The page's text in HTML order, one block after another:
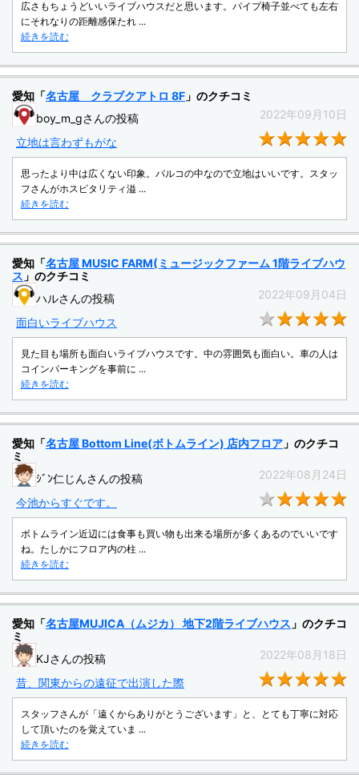
広さもちょうどいいライブハウスだと思います。パイプ椅子並べても左右
にそれなりの距離感保たれ ...
続きを読む
愛知「名古屋 クラブクアトロ 8F 」のクチコミ
boy_m_gさんの投稿
2022年09月10日
立地は言わずもがな
思ったより中は広くない印象。パルコの中なので立地はいいです。スタッ
フさんがホスピタリティ溢 ...
続きを読む
愛知「名古屋 MUSIC FARM(ミュージックファーム 1階ライブハウ
ス 」のクチコミ
ハルさんの投稿
2022年09月04日
面白いライブハウス
見た目も場所も面白いライブハウスです。中の雰囲気も面白い。車の人は
コインパーキングを事前に ...
続きを読む
愛知「名古屋 Bottom Line(ボトムライン) 店内フロア 」のクチコ
ミ
ｼﾞﾝ仁じんさんの投稿
2022年08月24日
今池からすぐです。
ボトムライン近辺には食事も買い物も出来る場所が多くあるのでいいです
ね。たしかにフロア内の柱 ...
続きを読む
愛知「名古屋MUJICA（ムジカ） 地下2階ライブハウス 」のクチコ
ミ
KJさんの投稿
2022年08月18日
昔、関東からの遠征で出演した際
スタッフさんが「遠くからありがとうございます」と、とても丁寧に対応
して頂いたのを覚えていま ...
続きを読む